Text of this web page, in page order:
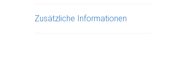
Zusätzliche Informationen